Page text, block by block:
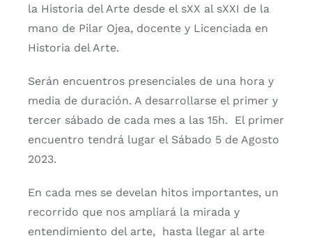
la Historia del Arte desde el sXX al sXXI de la
mano de Pilar Ojea, docente y Licenciada en
Historia del Arte.
Serán encuentros presenciales de una hora y
media de duración. A desarrollarse el primer y
tercer sábado de cada mes a las 15h. El primer
encuentro tendrá lugar el Sábado 5 de Agosto
2023.
En cada mes se develan hitos importantes, un
recorrido que nos ampliará la mirada y
entendimiento del arte, hasta llegar al arte